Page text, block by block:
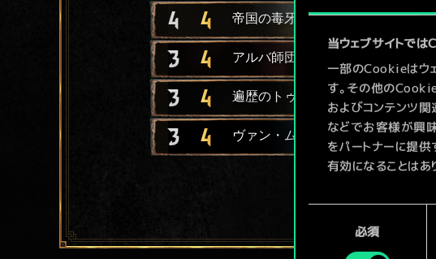
当ウェブサイトで
一部のCookieはウ
す。その他の
およびコンテンツ関
などでお客様が興
をパートナーに提
有効になることはあ
Cookieの使用およ
ューでご確認ください
必須
4 4 帝国の毒牙
3 4 アルバ師団の槍兵
3 4 遍歴のトゥサン騎士
3 4 ヴァン・ムーアレヘムの狩人